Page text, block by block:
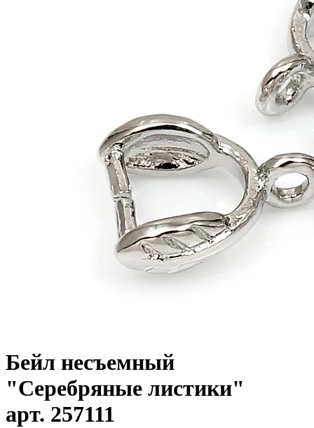
Бейл несъемный
"Серебряные листики"
арт. 257111